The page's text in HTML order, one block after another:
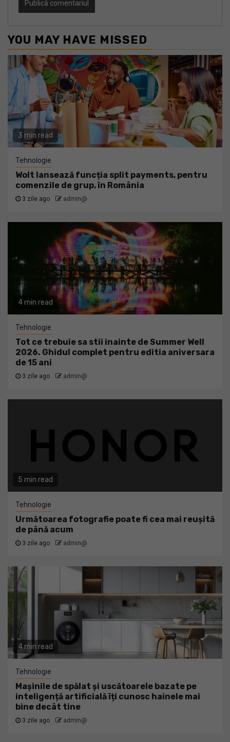
YOU MAY HAVE MISSED
3 min read
Tehnologie
Wolt lansează funcția split payments, pentru
comenzile de grup, în România
3 zile ago admin@
4 min read
Tehnologie
Tot ce trebuie sa stii inainte de Summer Well
2026. Ghidul complet pentru editia aniversara
de 15 ani
3 zile ago admin@
5 min read
Tehnologie
Următoarea fotografie poate fi cea mai reușită
de până acum
3 zile ago admin@
4 min read
Tehnologie
Mașinile de spălat și uscătoarele bazate pe
inteligență artificială îți cunosc hainele mai
bine decât tine
3 zile ago admin@